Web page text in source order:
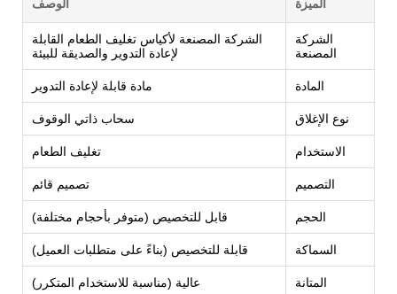
الميزة الوصف
الشركة
المصنعة
الشركة المصنعة لأكياس تغليف الطعام القابلة
لإعادة التدوير والصديقة للبيئة
المادة مادة قابلة لإعادة التدوير
نوع الإغلاق سحاب ذاتي الوقوف
الاستخدام تغليف الطعام
التصميم تصميم قائم
الحجم قابل للتخصيص (متوفر بأحجام مختلفة)
السماكة قابلة للتخصيص (بناءً على متطلبات العميل)
المتانة عالية (مناسبة للاستخدام المتكرر)